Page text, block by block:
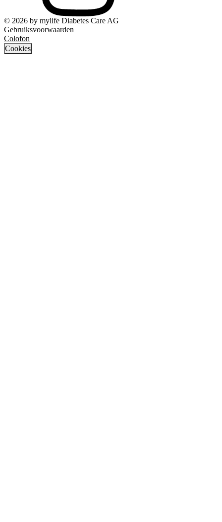
© 2026 by mylife Diabetes Care AG
Gebruiksvoorwaarden
Colofon
Cookies